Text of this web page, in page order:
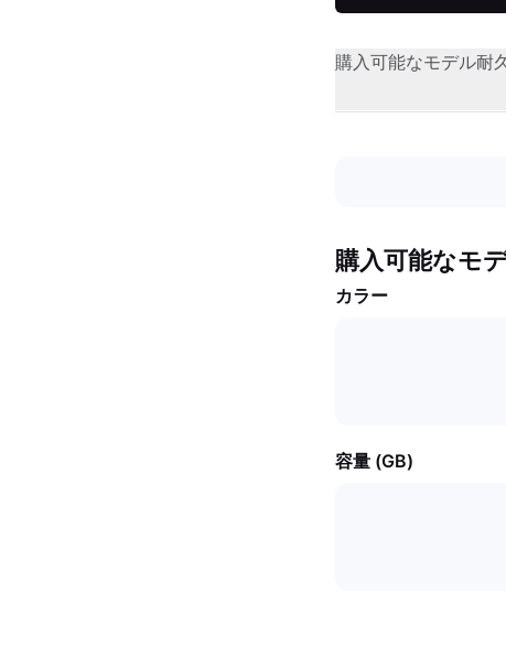
購入可能なモデル耐
購入可能なモ
カラー
容量 (GB)